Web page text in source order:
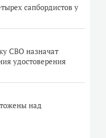
сапбордистов у
СВО назначат
удостоверения
над